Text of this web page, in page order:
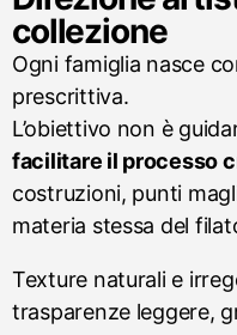
collezione
Ogni famiglia nasce
prescrittiva.
L’obiettivo non è
facilitare il processo
costruzioni, punti
materia stessa del
Texture naturali e
trasparenze leggere,